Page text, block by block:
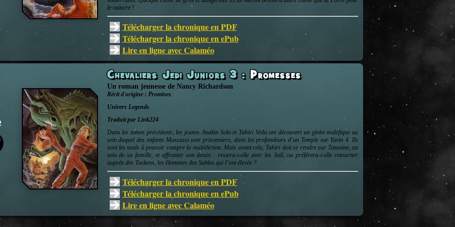
le vaincre !
Télécharger la chronique en PDF
Télécharger la chronique en ePub
Lire en ligne avec Calaméo
Chevaliers Jedi Juniors 3: Promesses
Un roman jeunessede Nancy Richardson
Récit d'origine : Promises
Univers Legends
Traduit par Link224
Dans les tomes précédents, les jeunes Anakin Solo et Tahiri Veila ont découvert un globe maléfique au
sein duquel des enfants Massassi sont prisonniers, dans les profondeurs d’un Temple sur Yavin 4. Ils
sont les seuls à pouvoir rompre la malédiction. Mais avant cela, Tahiri doit se rendre sur Tatooine, au
sein de sa famille, et affronter son destin : restera-t-elle avec les Jedi, ou préférera-t-elle retourner
auprès des Tuskens, les Hommes des Sables qui l’ont élevée ?
Télécharger la chronique en PDF
Télécharger la chronique en ePub
Lire en ligne avec Calaméo